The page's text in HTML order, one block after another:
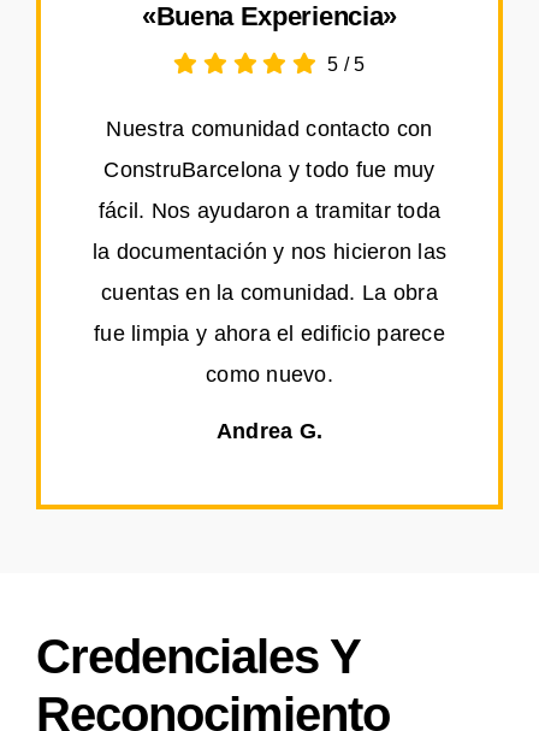
«Buena Experiencia»
5 /5
Nuestra comunidad contacto con
ConstruBarcelona y todo fue muy
fácil. Nos ayudaron a tramitar toda
la documentación y nos hicieron las
cuentas en la comunidad. La obra
fue limpia y ahora el edificio parece
como nuevo.
Andrea G.
Credenciales Y
Reconocimiento